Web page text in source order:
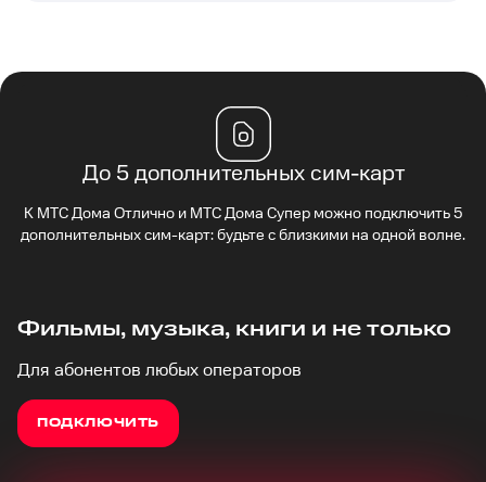
До 5 дополнительных сим-карт
К МТС Дома Отлично и МТС Дома Супер можно подключить 5
дополнительных сим-карт: будьте с близкими на одной волне.
Фильмы, музыка, книги и не только
Для абонентов любых операторов
ПОДКЛЮЧИТЬ